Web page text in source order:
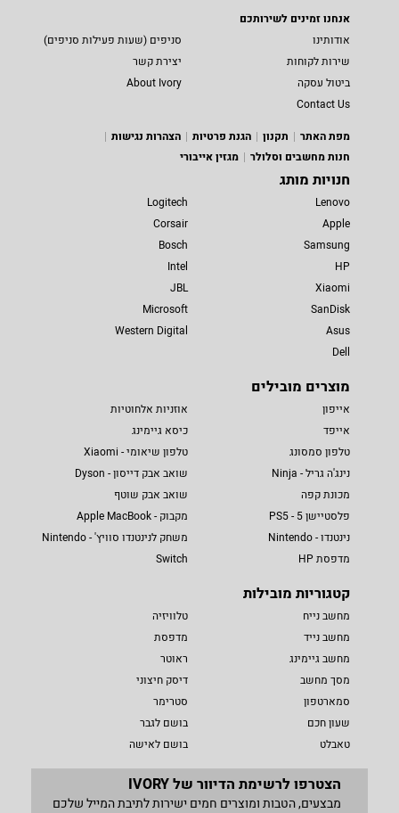
אנחנו זמינים לשירותכם
אודותינו
סניפים (שעות פעילות סניפים)
שירות לקוחות
יצירת קשר
ביטול עסקה
About Ivory
Contact Us
מפת האתר
תקנון הגנת פרטיות
הצהרות נגישות
חנות מחשבים וסלולר
מגזין אייבורי
חנויות מותג
Lenovo
Apple
Samsung
HP
Xiaomi
SanDisk
Asus
Dell
Logitech
Corsair
Bosch
Intel
JBL
Microsoft
Western Digital
מוצרים מובילים
אייפון
אייפד
טלפון סמסונג
נינג'ה גריל - Ninja
מכונת קפה
פלסטיישן 5 - PS5
נינטנדו - Nintendo
מדפסת HP
אוזניות אלחוטיות
כיסא גיימינג
טלפון שיאומי - Xiaomi
שואב אבק דייסון - Dyson
שואב אבק שוטף
מקבוק - Apple MacBook
משחק לנינטנדו סוויץ' - Nintendo
Switch
קטגוריות מובילות
מחשב נייח
מחשב נייד
מחשב גיימינג
מסך מחשב
סמארטפון
שעון חכם
טאבלט
טלוויזיה
מדפסת
ראוטר
דיסק חיצוני
סטרימר
בושם לגבר
בושם לאישה
הצטרפו לרשימת הדיוור של IVORY
מבצעים, הטבות ומוצרים חמים ישירות לתיבת המייל שלכם